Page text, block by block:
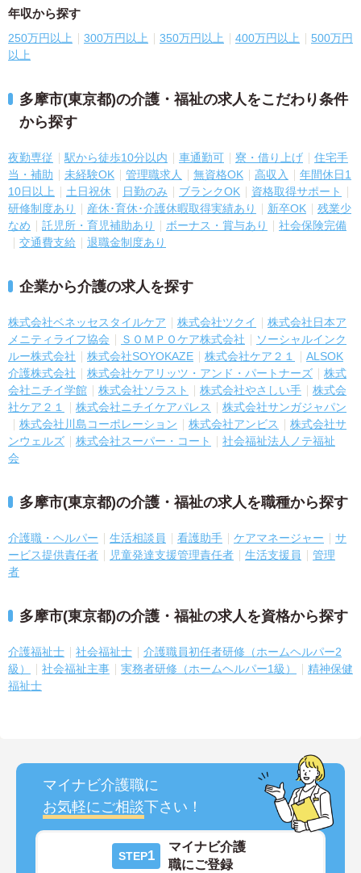
年収から探す
250万円以上 300万円以上 350万円以上 400万円以上
500万円
以上
多摩市(東京都)の介護・福祉の求人をこだわり条件
から探す
夜勤専従 駅から徒歩10分以内 車通勤可 寮・借り上げ
住宅手
当・補助
未経験OK 管理職求人 無資格OK 高収入
年間休日1
10日以上
土日祝休 日勤のみ ブランクOK
資格取得サポート
研修制度あり
産休･育休･介護休暇取得実績あり 新卒OK
残業少
なめ
託児所・育児補助あり ボーナス・賞与あり
社会保険完備
交通費支給
退職金制度あり
企業から介護の求人を探す
株式会社ベネッセスタイルケア 株式会社ツクイ
株式会社日本ア
メニティライフ協会
ＳＯＭＰＯケア株式会社
ソーシャルインク
ルー株式会社
株式会社SOYOKAZE 株式会社ケア２１
ALSOK
介護株式会社
株式会社ケアリッツ・アンド・パートナーズ
株式
会社ニチイ学館
株式会社ソラスト 株式会社やさしい手
株式会
社ケア２１
株式会社ニチイケアパレス
株式会社サンガジャパン
株式会社川島コーポレーション
株式会社アンビス
株式会社サ
ンウェルズ
株式会社スーパー・コート
社会福祉法人ノテ福祉
会
多摩市(東京都)の介護・福祉の求人を職種から探す
介護職・ヘルパー 生活相談員 看護助手 ケアマネージャー
サ
ービス提供責任者
児童発達支援管理責任者 生活支援員
管理
者
多摩市(東京都)の介護・福祉の求人を資格から探す
介護福祉士 社会福祉士
介護職員初任者研修（ホームヘルパー2
級）
社会福祉主事 実務者研修（ホームヘルパー1級）
精神保健
福祉士
マイナビ介護職に
お気軽にご相談下さい！
STEP1
マイナビ介護
職にご登録